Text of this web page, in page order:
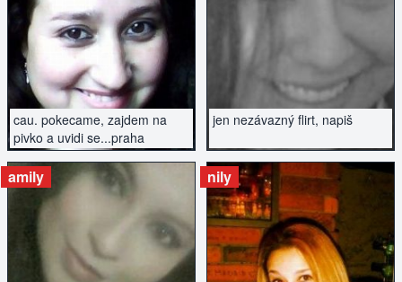
cau. pokecame, zajdem na
pivko a uvidi se...praha
ZOBRAZIT INZERÁT
jen nezávazný flirt, napiš
amily
ZOBRAZIT INZERÁT
nily
ZOBRAZIT INZERÁT